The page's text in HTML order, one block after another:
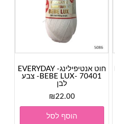
חוט אנטיפילינג- EVERYDAY
BEBE LUX- 70401- צבע
לבן
₪22.00
הוסף לסל